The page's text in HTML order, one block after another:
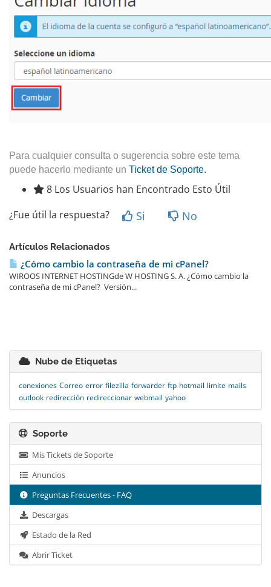
Para cualquier consulta o sugerencia sobre este tema
puede hacerlo mediante un Ticket de Soporte.
8 Los Usuarios han Encontrado Esto Útil
¿Fue útil la respuesta?
Si No
Artículos Relacionados
¿Cómo cambio la contraseña de mi cPanel?
WIROOS INTERNET HOSTINGde W HOSTING S. A. ¿Cómo cambio la
contraseña de mi cPanel? Versión...
Nube de Etiquetas
conexiones Correo error filezilla forwarder ftp hotmail limite mails
outlook redirección redireccionar webmail yahoo
Soporte
Mis Tickets de Soporte
Anuncios
Preguntas Frecuentes - FAQ
Descargas
Estado de la Red
Abrir Ticket